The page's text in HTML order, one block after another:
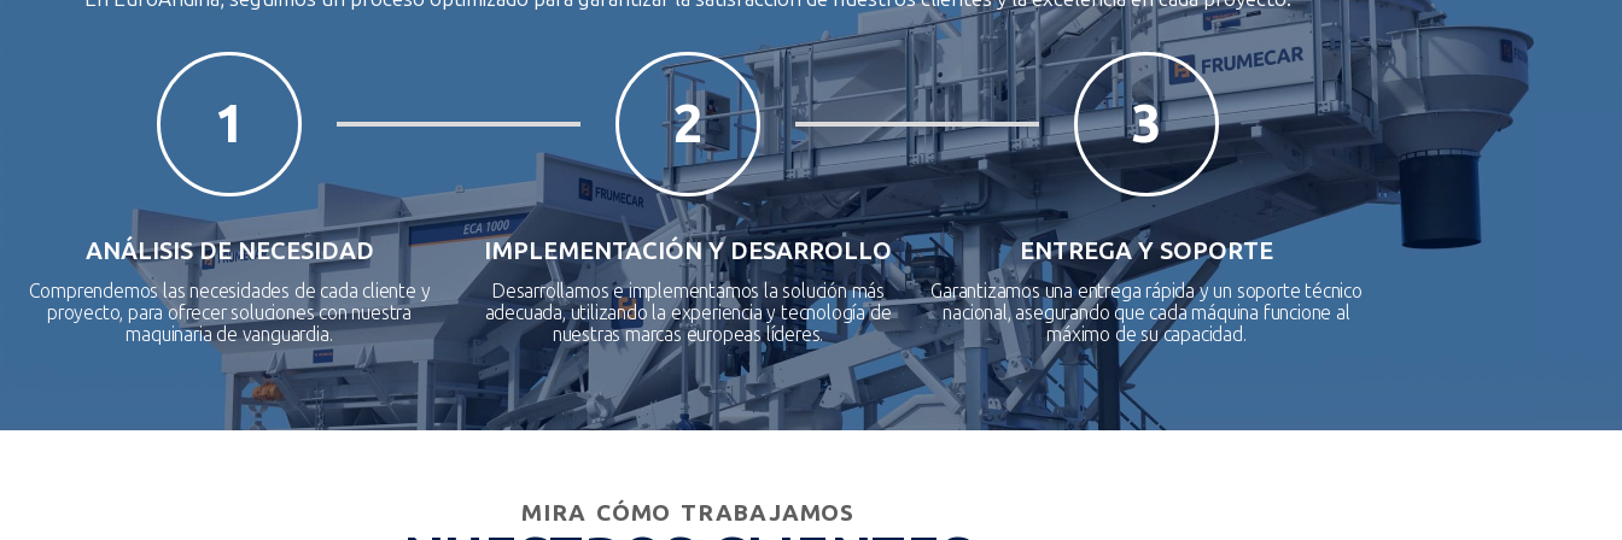
1
ANÁLISIS DE NECESIDAD
Comprendemos las necesidades de cada cliente y
proyecto, para ofrecer soluciones con nuestra
maquinaria de vanguardia.
2
IMPLEMENTACIÓN Y DESARROLLO
Desarrollamos e implementamos la solución más
adecuada, utilizando la experiencia y tecnología de
nuestras marcas europeas líderes.
3
ENTREGA Y SOPORTE
Garantizamos una entrega rápida y un soporte técnico
nacional, asegurando que cada máquina funcione al
máximo de su capacidad.
MIRA CÓMO TRABAJAMOS